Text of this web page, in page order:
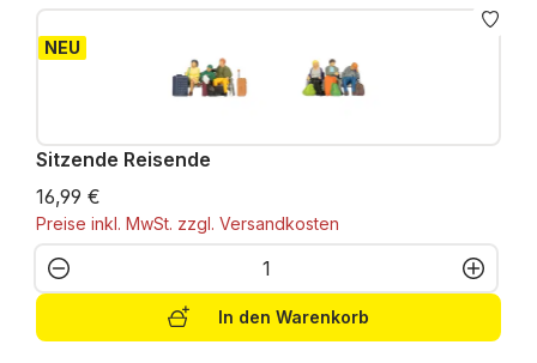
NEU
Sitzende Reisende
16,99 €
Preise inkl. MwSt. zzgl. Versandkosten
Produkt Anzahl: Gib den
In den Warenkorb